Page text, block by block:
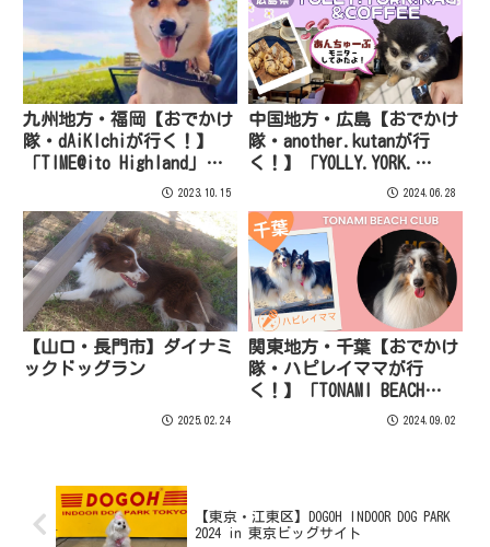
九州地方・福岡【おでかけ
隊・dAiKIchiが行く！】
「TIME@ito Highland」の
2023.10.15
中国地方・広島【おでかけ
隊・another.kutanが行
く！】「YOLLY.YORK.
KAG&COFFEE」をご紹介！
2024.06.28
【山口・長門市】ダイナミ
ックドッグラン
2025.02.24
関東地方・千葉【おでかけ
隊・ハピレイママが行
く！】「TONAMI BEACH
CLUB」をご紹介！
2024.09.02
【東京・江東区】DOGOH INDOOR DOG PARK
2024 in 東京ビッグサイト